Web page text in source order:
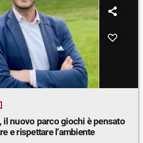
il nuovo parco giochi è pensato
e rispettare l’ambiente